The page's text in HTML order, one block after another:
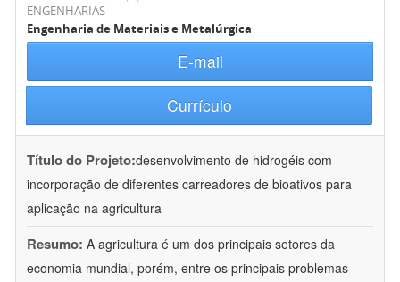
ENGENHARIAS
Engenharia de Materiais e Metalúrgica
E-mail
Currículo
Título do Projeto:desenvolvimento de hidrogéis com
incorporação de diferentes carreadores de bioativos para
aplicação na agricultura
Resumo: A agricultura é um dos principais setores da
economia mundial, porém, entre os principais problemas